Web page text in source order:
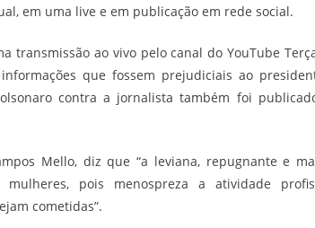
em uma live e em publicação em rede social.
transmissão ao vivo pelo canal do YouTube
que fossem prejudiciais ao
contra a jornalista também foi
Mello, diz que “a leviana, repugnante e
pois menospreza a atividade
cometidas”.